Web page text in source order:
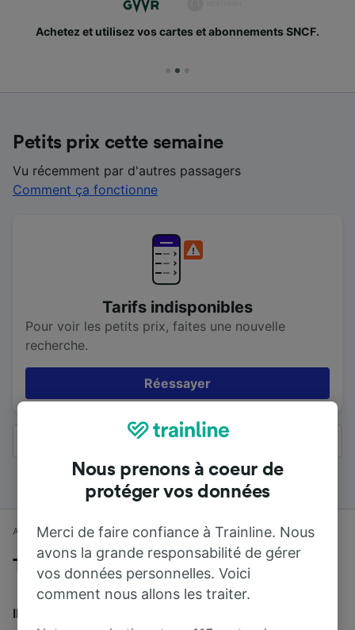
Achetez et utilisez vos cartes et abonnements SNCF.
Petits prix cette semaine
Vu récemment par d'autres passagers
Comment ça fonctionne
Tarifs indisponibles
Pour voir les petits prix, faites une nouvelle
recherche.
Réessayer
Tous les résultats
Accueil Horaires train Carmarthen à Londres
Trains de Carmarthen à Londres
Il faut en moyenne 4 h 10 min pour parcourir en train la
Nous prenons à coeur de
protéger vos données
Merci de faire confiance à Trainline. Nous
avons la grande responsabilité de gérer
vos données personnelles. Voici
comment nous allons les traiter.